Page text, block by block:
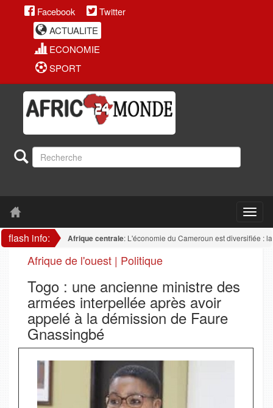
Facebook
Twitter
ACTUALITE
ECONOMIE
SPORT
flash info:Afrique centrale: L'économie du Cameroun est diversifiée : la
Afrique de l'ouest | Politique
Togo : une ancienne ministre des
armées interpellée après avoir
appelé à la démission de Faure
Gnassingbé